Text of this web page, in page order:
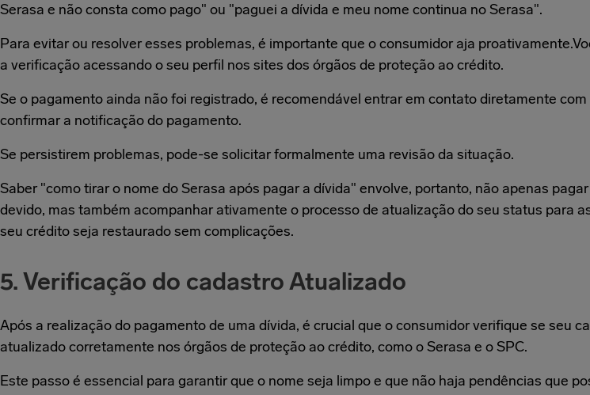
Serasa e não consta como pago" ou "paguei a dívida e meu nome continua no Serasa".
Para evitar ou resolver esses problemas, é importante que o consumidor aja
a verificação acessando o seu perfil nos sites dos órgãos de proteção ao crédito.
Se o pagamento ainda não foi registrado, é recomendável entrar em contato diretamente com
confirmar a notificação do pagamento.
Se persistirem problemas, pode-se solicitar formalmente uma revisão da situação.
Saber "como tirar o nome do Serasa após pagar a dívida" envolve, portanto, não apenas
devido, mas também acompanhar ativamente o processo de atualização do seu status para
seu crédito seja restaurado sem complicações.
5. Verificação do cadastro Atualizado
Após a realização do pagamento de uma dívida, é crucial que o consumidor verifique se seu
atualizado corretamente nos órgãos de proteção ao crédito, como o Serasa e o SPC.
Este passo é essencial para garantir que o nome seja limpo e que não haja pendências que